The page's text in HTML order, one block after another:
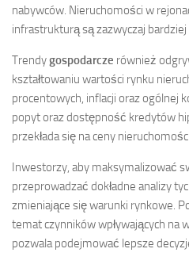
nabywców. Nieruchomości w
infrastrukturą są zazwyczaj
Trendygospodarcze również
kształtowaniu wartości rynku
procentowych, inflacji oraz ogólnej
popyt oraz dostępność kredytów
przekłada się na ceny
Inwestorzy, aby maksymalizować
przeprowadzać dokładne analizy
zmieniające się warunki rynkowe.
temat czynników wpływających na
pozwala podejmować lepsze